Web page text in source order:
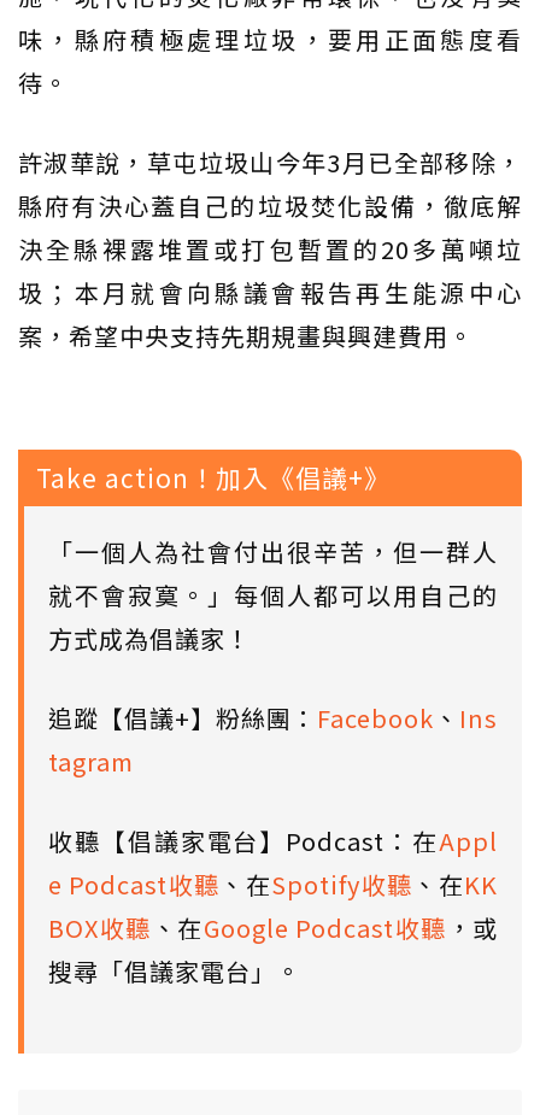
味，縣府積極處理垃圾，要用正面態度看
待。
許淑華說，草屯垃圾山今年3月已全部移除，
縣府有決心蓋自己的垃圾焚化設備，徹底解
決全縣裸露堆置或打包暫置的20多萬噸垃
圾；本月就會向縣議會報告再生能源中心
案，希望中央支持先期規畫與興建費用。
Take action！加入《倡議+》
「一個人為社會付出很辛苦，但一群人
就不會寂寞。」每個人都可以用自己的
方式成為倡議家！
追蹤【倡議+】粉絲團： Facebook 、 Ins
tagram
收聽【倡議家電台】Podcast：在Appl
e Podcast收聽 、在Spotify收聽 、在KK
BOX收聽 、在Google Podcast收聽 ，或
搜尋「倡議家電台」。